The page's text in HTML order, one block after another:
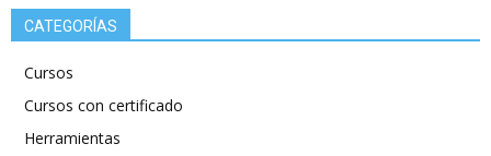
CATEGORÍAS
Cursos
Cursos con certificado
Herramientas